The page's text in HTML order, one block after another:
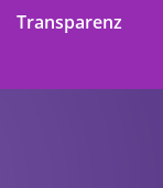
Transparenz